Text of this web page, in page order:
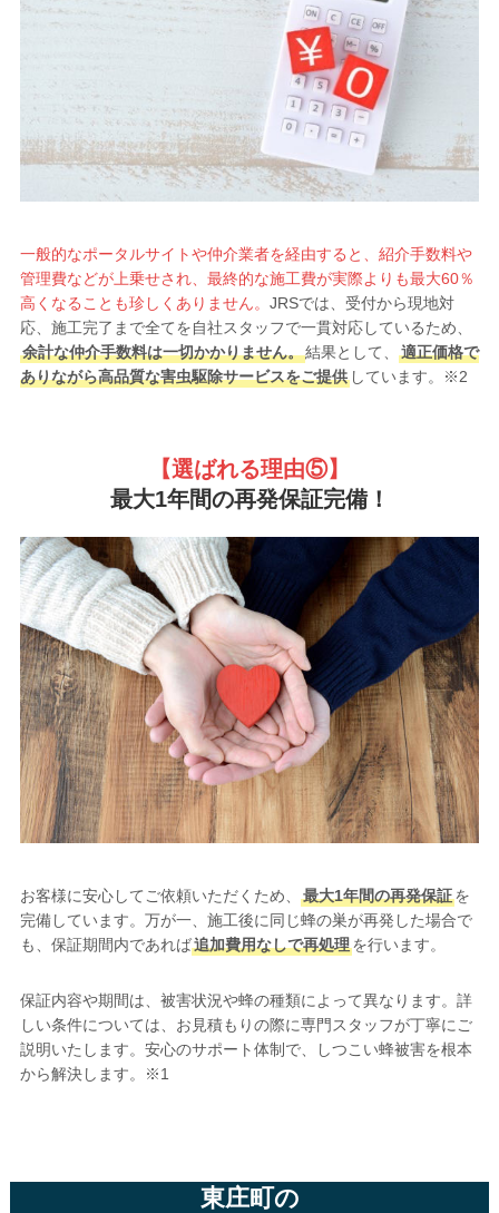
一般的なポータルサイトや仲介業者を経由すると、紹介手数料や
管理費などが上乗せされ、最終的な施工費が実際よりも最大60％
高くなることも珍しくありません。 JRSでは、受付から現地対
応、施工完了まで全てを自社スタッフで一貫対応しているため、
余計な仲介手数料は一切かかりません。結果として、
適正価格で
ありながら高品質な害虫駆除サービスをご提供しています。※2
【選ばれる理由⑤】
最大1年間の再発保証完備！
お客様に安心してご依頼いただくため、 最大1年間の再発保証を
完備しています。万が一、施工後に同じ蜂の巣が再発した場合で
も、保証期間内であれば追加費用なしで再処理を行います。
保証内容や期間は、被害状況や蜂の種類によって異なります。詳
しい条件については、お見積もりの際に専門スタッフが丁寧にご
説明いたします。安心のサポート体制で、しつこい蜂被害を根本
から解決します。※1
東庄町の